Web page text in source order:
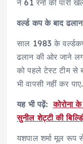
ने 61 रनों की पारी
वर्ल्ड कप के बाद
साल 1983 के
ढलान की ओर जाने
को पहले टेस्ट टीम से
भी वापसी नहीं कर पाए.
यह भी पढ़ें:कोरोना
सुनील शेट्टी की
यशपाल शर्मा मूल रूप